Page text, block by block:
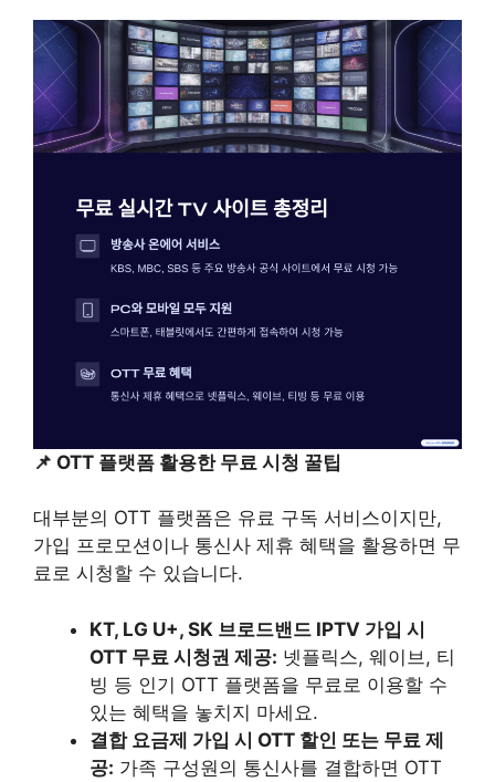
📌 OTT 플랫폼 활용한 무료 시청 꿀팁
대부분의 OTT 플랫폼은 유료 구독 서비스이지만,
가입 프로모션이나 통신사 제휴 혜택을 활용하면 무
료로 시청할 수 있습니다.
KT, LG U+, SK 브로드밴드 IPTV 가입 시
OTT 무료 시청권 제공: 넷플릭스, 웨이브, 티
빙 등 인기 OTT 플랫폼을 무료로 이용할 수
있는 혜택을 놓치지 마세요.
결합 요금제 가입 시 OTT 할인 또는 무료 제
공: 가족 구성원의 통신사를 결합하면 OTT